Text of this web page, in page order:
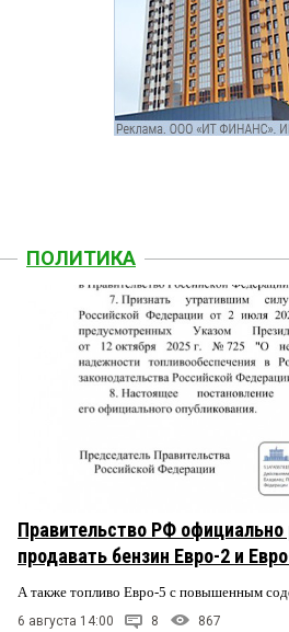
ПОЛИТИКА
Правительство РФ
продавать бензин Евро-2 и
А также топливо Евро-5 с повышенным
6 августа 14:00 8 867